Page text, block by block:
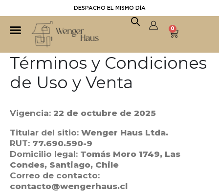
DESPACHO EL MISMO DÍA
0
Términos y Condiciones
de Uso y Venta
Vigencia: 22 de octubre de 2025
Titular del sitio: Wenger Haus Ltda.
RUT: 77.690.590-9
Domicilio legal: Tomás Moro 1749, Las
Condes, Santiago, Chile
Correo de contacto:
contacto@wengerhaus.cl